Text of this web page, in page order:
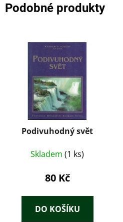
Podobné produkty
Podivuhodný svět
Skladem (1 ks)
80 Kč
DO KOŠÍKU